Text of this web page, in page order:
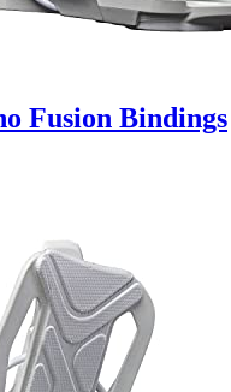
Fusion Bindings